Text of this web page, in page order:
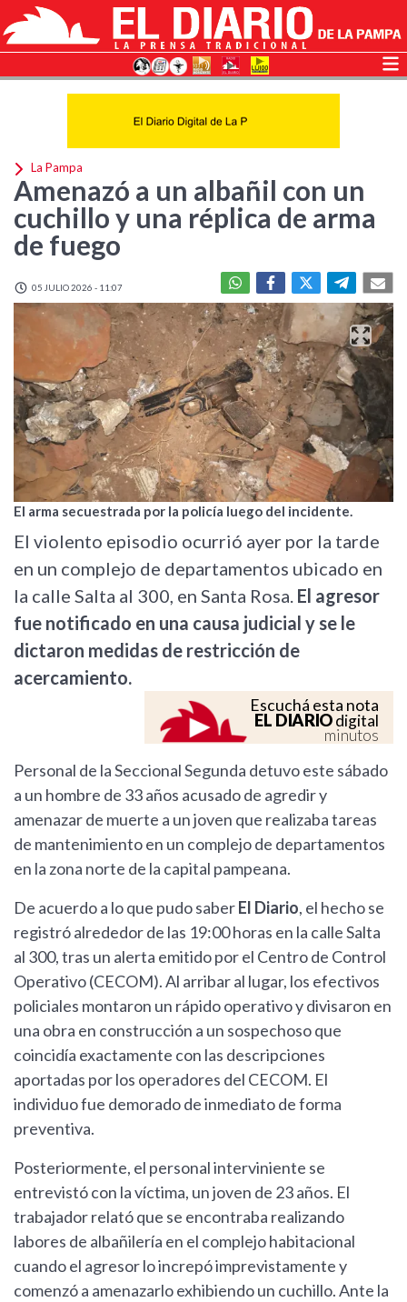
La Pampa
Amenazó a un albañil con un
cuchillo y una réplica de arma
de fuego
05 JULIO 2026 - 11:07
El arma secuestrada por la policía luego del incidente.
El violento episodio ocurrió ayer por la tarde
en un complejo de departamentos ubicado en
la calle Salta al 300, en Santa Rosa. El agresor
fue notificado en una causa judicial y se le
dictaron medidas de restricción de
acercamiento.
Escuchá esta nota
EL DIARIOdigital
minutos
Personal de la Seccional Segunda detuvo este sábado
a un hombre de 33 años acusado de agredir y
amenazar de muerte a un joven que realizaba tareas
de mantenimiento en un complejo de departamentos
en la zona norte de la capital pampeana.
De acuerdo a lo que pudo saberEl Diario, el hecho se
registró alrededor de las 19:00 horas en la calle Salta
al 300, tras un alerta emitido por el Centro de Control
Operativo (CECOM). Al arribar al lugar, los efectivos
policiales montaron un rápido operativo y divisaron en
una obra en construcción a un sospechoso que
coincidía exactamente con las descripciones
aportadas por los operadores del CECOM. El
individuo fue demorado de inmediato de forma
preventiva.
Posteriormente, el personal interviniente se
entrevistó con la víctima, un joven de 23 años. El
trabajador relató que se encontraba realizando
labores de albañilería en el complejo habitacional
cuando el agresor lo increpó imprevistamente y
comenzó a amenazarlo exhibiendo un cuchillo. Ante la